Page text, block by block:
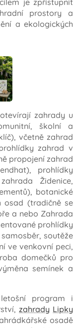
je zpřístupnit
prostory a
a ekologických
zahrady u
školní a
včetně zahrad
zahrad v
propojení zahrad
prohlídky
Židenice,
botanické
osad (tradičně se
a nebo Zahrada
prohlídky
soutěže
ve venkovní peci,
domečků pro
semínek a
program i
zahrady Lipky
osadě